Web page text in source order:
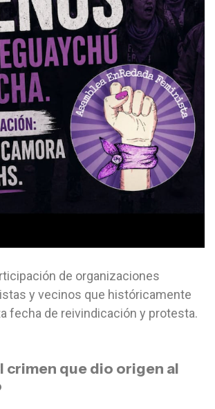
de organizaciones
y vecinos que históricamente
fecha de reivindicación y protesta.
crimen que dio origen al